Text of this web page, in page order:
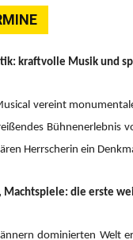
kraftvolle Musik und
vereint
Bühnenerlebnis
Herrscherin ein
Machtspiele: die erste
dominierten Welt